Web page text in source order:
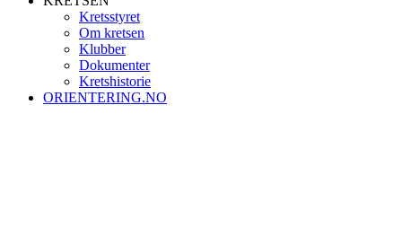
Kretsstyret
Om kretsen
Klubber
Dokumenter
Kretshistorie
ORIENTERING.NO